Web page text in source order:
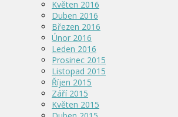
Květen 2016
Duben 2016
Březen 2016
Únor 2016
Leden 2016
Prosinec 2015
Listopad 2015
Říjen 2015
Září 2015
Květen 2015